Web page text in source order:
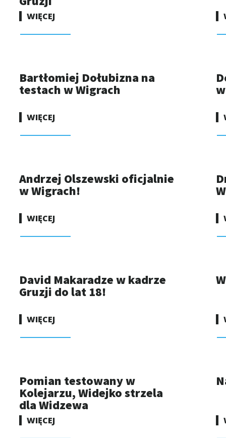
WIĘCEJ
Bartłomiej Dołubizna na
testach w Wigrach
WIĘCEJ
Andrzej Olszewski oficjalnie
w Wigrach!
WIĘCEJ
David Makaradze w kadrze
Gruzji do lat 18!
WIĘCEJ
Pomian testowany w
Kolejarzu, Widejko strzela
dla Widzewa
WIĘCEJ